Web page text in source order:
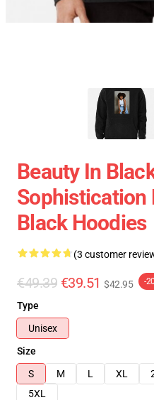
Beauty In
Sophistication
Black Hoodies
(3 customer
€49.39 €39.51 $42.95 -
Type
Unisex
Size
S
M L XL
5XL